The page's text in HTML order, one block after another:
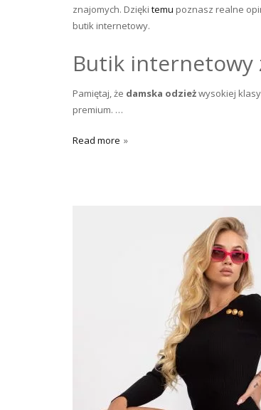
znajomych. Dzięki temu poznasz realne
butik internetowy.
Butik internetowy
Pamiętaj, że damska odzieżwysokiej
premium. …
Read more